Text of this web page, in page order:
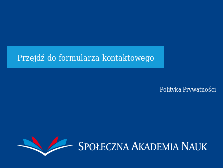
Przejdź do formularza kontaktowego
Polityka Prywatności